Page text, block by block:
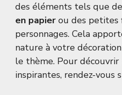
des éléments tels que
en papier ou des petites
personnages. Cela
nature à votre
le thème. Pour découvrir
inspirantes, rendez-vous